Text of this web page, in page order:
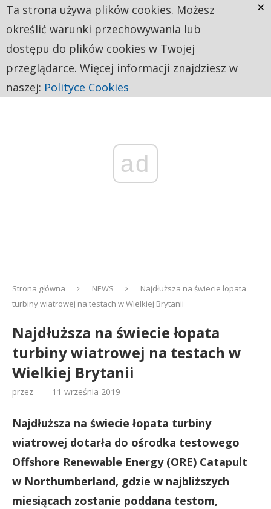
ad
Strona główna NEWS
Najdłuższa na świecie łopata
turbiny wiatrowej na testach w Wielkiej Brytanii
Najdłuższa na świecie łopata
turbiny wiatrowej na testach w
Wielkiej Brytanii
przez 11 września 2019
Najdłuższa na świecie łopata turbiny
wiatrowej dotarła do ośrodka testowego
Offshore Renewable Energy (ORE) Catapult
w Northumberland, gdzie w najbliższych
miesiącach zostanie poddana testom,
Ta strona używa plików cookies. Możesz
określić warunki przechowywania lub
dostępu do plików cookies w Twojej
przeglądarce. Więcej informacji znajdziesz w
naszej: Polityce Cookies
×